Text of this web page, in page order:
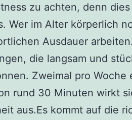
zu achten, denn
Wer im Alter körperlich
Ausdauer
die langsam und
Zweimal pro Woche
rund 30 Minuten wirkt
aus.Es kommt auf die